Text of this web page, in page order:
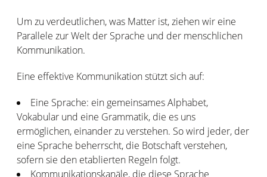
Um zu verdeutlichen, was Matter ist, ziehen wir eine
Parallele zur Welt der Sprache und der menschlichen
Kommunikation.
Eine effektive Kommunikation stützt sich auf:
Eine Sprache: ein gemeinsames Alphabet,
Vokabular und eine Grammatik, die es uns
ermöglichen, einander zu verstehen. So wird jeder, der
eine Sprache beherrscht, die Botschaft verstehen,
sofern sie den etablierten Regeln folgt.
Kommunikationskanäle, die diese Sprache